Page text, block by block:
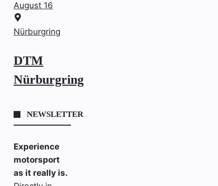
August 16
Nürburgring
DTM
Nürburgring
NEWSLETTER
Experience
motorsport
as it really is.